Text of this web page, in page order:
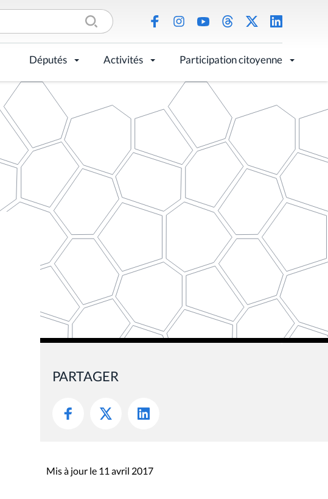
Députés Activités Participation citoyenne
PARTAGER
Mis à jour le 11 avril 2017